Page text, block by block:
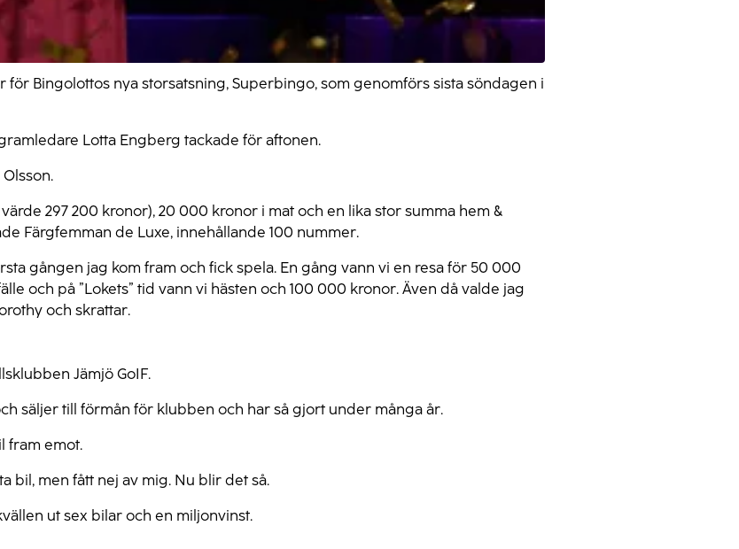
Bingolottos nya storsatsning, Superbingo, som genomförs sista söndagen i
Lotta Engberg tackade för aftonen.
297 200 kronor), 20 000 kronor i mat och en lika stor summa hem &
Färgfemman de Luxe, innehållande 100 nummer.
gången jag kom fram och fick spela. En gång vann vi en resa för 50 000
och på ”Lokets” tid vann vi hästen och 100 000 kronor. Även då valde jag
och skrattar.
Jämjö GoIF.
säljer till förmån för klubben och har så gjort under många år.
fram emot.
bil, men fått nej av mig. Nu blir det så.
ut sex bilar och en miljonvinst.